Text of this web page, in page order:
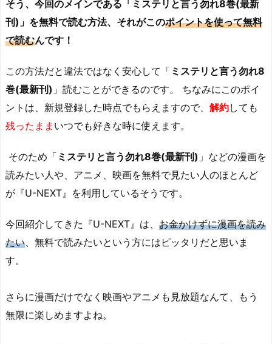
そう、今回のメインである「 ミステリと言う勿れ8巻(最新
刊)」を無料で読む方法、それがこのポイントを使って無料
で読むんです！
この方法だと違法ではなく安心して「 ミステリと言う勿れ8
巻(最新刊) 」読むことができるのです。 ちなみにこのポイ
ントは、新規登録した時点でもらえますので、 解約しても
残ったまま いつでも好きな時に使えます。
そのため「 ミステリと言う勿れ8巻(最新刊) 」などの漫画を
読みたい人や、アニメ、映画を無料で見たい人のほとんど
が『U-NEXT』を利用しているそうです。
今回紹介してきた『U-NEXT』は、 お金かけずに漫画を読み
たい 、無料で読みたいという方にはピッタリだと思いま
す。
さらに漫画だけでなく映画やアニメも見放題なんて、もう
無限に楽しめますよね。